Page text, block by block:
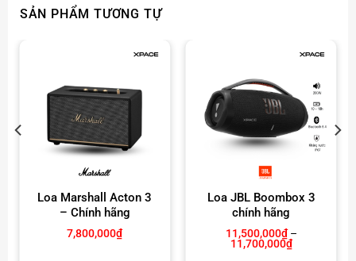
Hiệu ứng đèn LED theo nhịp nhạc, tạo không gian tiệc
Tùy chỉnh màu sắc, chế độ đèn qua ứng dụng JBL One
SẢN PHẨM TƯƠNG TỰ
Loa Marshall Acton 3
– Chính hãng
7,800,000₫
Loa JBL Boombox 3
chính hãng
11,500,000₫ –
11,700,000₫Khoảng
giá: